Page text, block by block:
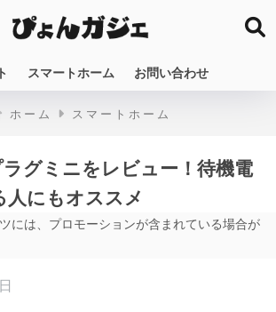
スマートホーム お問い合わせ
ホーム スマートホーム
グミニをレビュー！待機電
人にもオススメ
には、プロモーションが含まれている場合が